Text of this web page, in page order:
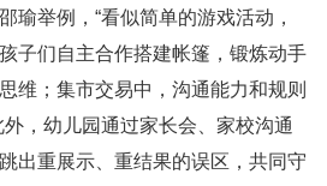
瑜举例，“看似简单的游戏活动，
子们自主合作搭建帐篷，锻炼动手
维；集市交易中，沟通能力和规则
，幼儿园通过家长会、家校沟通
出重展示、重结果的误区，共同守